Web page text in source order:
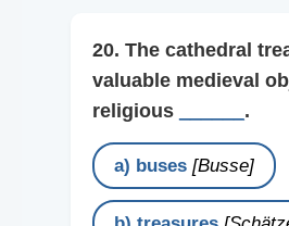
20. The cathedral
valuable medieval
religious
.
a) buses [Busse]